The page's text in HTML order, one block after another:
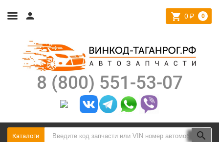
0 ₽ 0
8 (800) 551-53-07
Каталоги